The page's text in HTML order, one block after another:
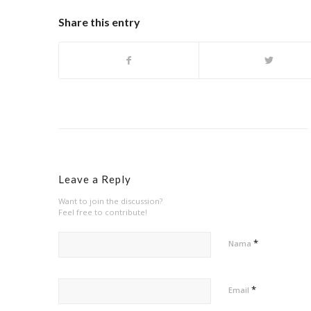
Share this entry
Leave a Reply
Want to join the discussion?
Feel free to contribute!
Nama *
Email *